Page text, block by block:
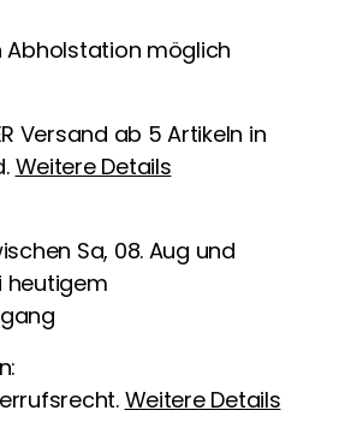
Abholstation möglich
Versand ab 5 Artikeln in
Weitere Details
Sa, 08. Aug und
heutigem
Weitere Details